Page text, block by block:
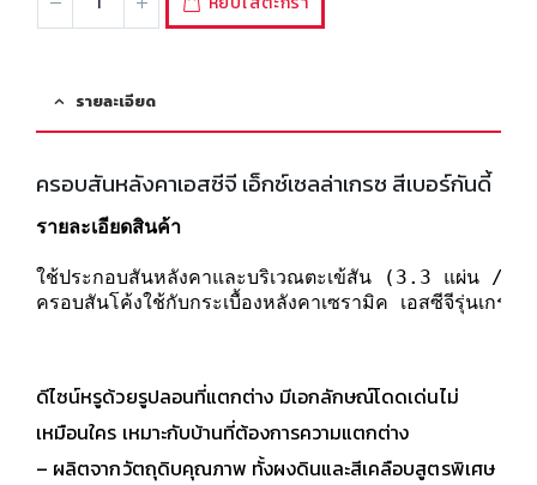
รายละเอียด
ครอบสันหลังคาเอสซีจี เอ็กซ์เซลล่าเกรซ สีเบอร์กันดี้
รายละเอียดสินค้า
ใช้ประกอบสันหลังคาและบริเวณตะเข้สัน (3.3 แผ่น /
ครอบสันโค้งใช้กับกระเบื้องหลังคาเซรามิค เอสซีจีรุ่นเกรซ
ดีไซน์หรูด้วยรูปลอนที่แตกต่าง มีเอกลักษณ์โดดเด่นไม่
เหมือนใคร เหมาะกับบ้านที่ต้องการความแตกต่าง
– ผลิตจากวัตถุดิบคุณภาพ ทั้งผงดินและสีเคลือบสูตรพิเศษ